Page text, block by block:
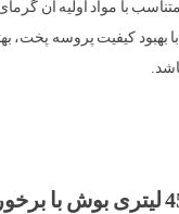
با مواد اولیه آن
بهبود کیفیت پروسه پخت،